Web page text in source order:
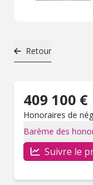
Retour
409 100 €
Honoraires de
Barème des
Suivre le